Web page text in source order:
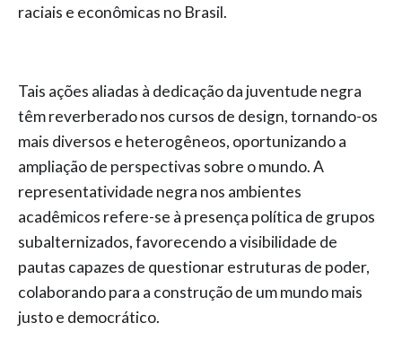
raciais e econômicas no Brasil.
Tais ações aliadas à dedicação da juventude negra
têm reverberado nos cursos de design, tornando-os
mais diversos e heterogêneos, oportunizando a
ampliação de perspectivas sobre o mundo. A
representatividade negra nos ambientes
acadêmicos refere-se à presença política de grupos
subalternizados, favorecendo a visibilidade de
pautas capazes de questionar estruturas de poder,
colaborando para a construção de um mundo mais
justo e democrático.